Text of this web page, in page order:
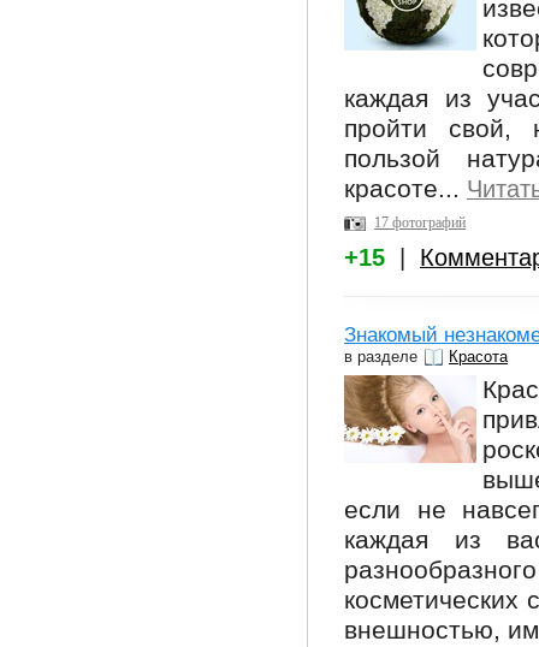
каждая из
пройти свой,
пользой
красоте...
17 фотографий
+15
Знакомый
в разделе Красота
если не
каждая из
косметических
внешностью,